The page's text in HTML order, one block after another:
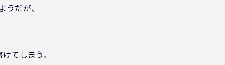
だが、
てしまう。